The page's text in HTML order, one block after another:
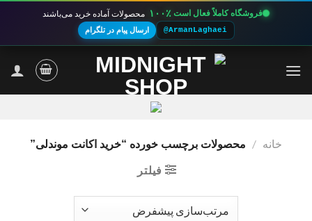
فروشگاه کاملاً فعال است ۱۰۰٪ محصولات آماده خرید می‌باشند
@ArmanLaghaei ارسال پیام در تلگرام
خانه / محصولات برچسب خورده “خرید اکانت موندلی”
فیلتر